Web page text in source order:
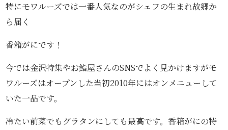
特にモワルーズでは一番人気なのがシェフの生まれ故郷か
ら届く
香箱がにです！
今では金沢特集やお鮨屋さんのSNSでよく見かけますがモ
ワルーズはオープンした当初2010年にはオンメニューして
いた一品です。
冷たい前菜でもグラタンにしても最高です。香箱がにの特